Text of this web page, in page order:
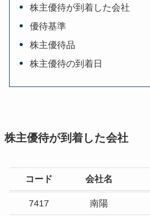
株主優待が到着した会社
優待基準
株主優待品
株主優待の到着日
株主優待が到着した会社
コード 会社名
7417 南陽